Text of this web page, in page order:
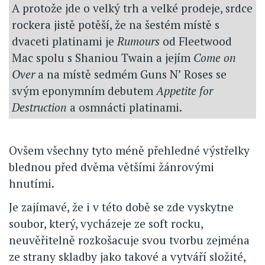
A protože jde o velký trh a velké prodeje, srdce
rockera jistě potěší, že na šestém místě s
dvaceti platinami jeRumours od Fleetwood
Mac spolu s Shaniou Twain a jejím Come on
Overa na místě sedmém Guns N’ Roses se
svým eponymním debutemAppetite for
Destruction a osmnácti platinami.
Ovšem všechny tyto méně přehledné výstřelky
blednou před dvěma většími žánrovými
hnutími.
Je zajímavé, že i v této době se zde vyskytne
soubor, který, vycházeje ze soft rocku,
neuvěřitelně rozkošacuje svou tvorbu zejména
ze strany skladby jako takové a vytváří složité,